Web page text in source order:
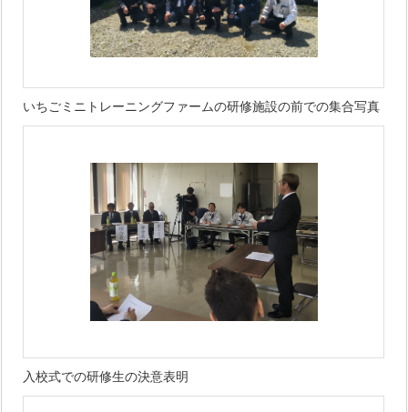
いちごミニトレーニングファームの研修施設の前での集合写真
入校式での研修生の決意表明